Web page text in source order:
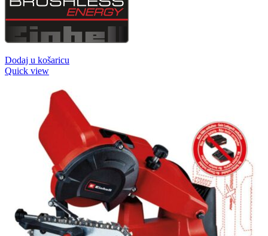
Dodaj u košaricu
Quick view